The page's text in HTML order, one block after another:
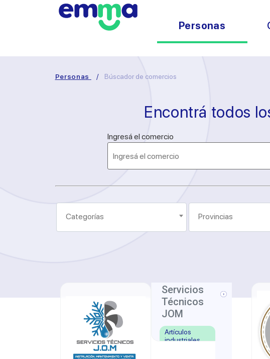
Personas
Personas / Búscador de comercios
Encontrá todos
Ingresá el comercio
Servicios
Técnicos
JOM
Artículos
industriales